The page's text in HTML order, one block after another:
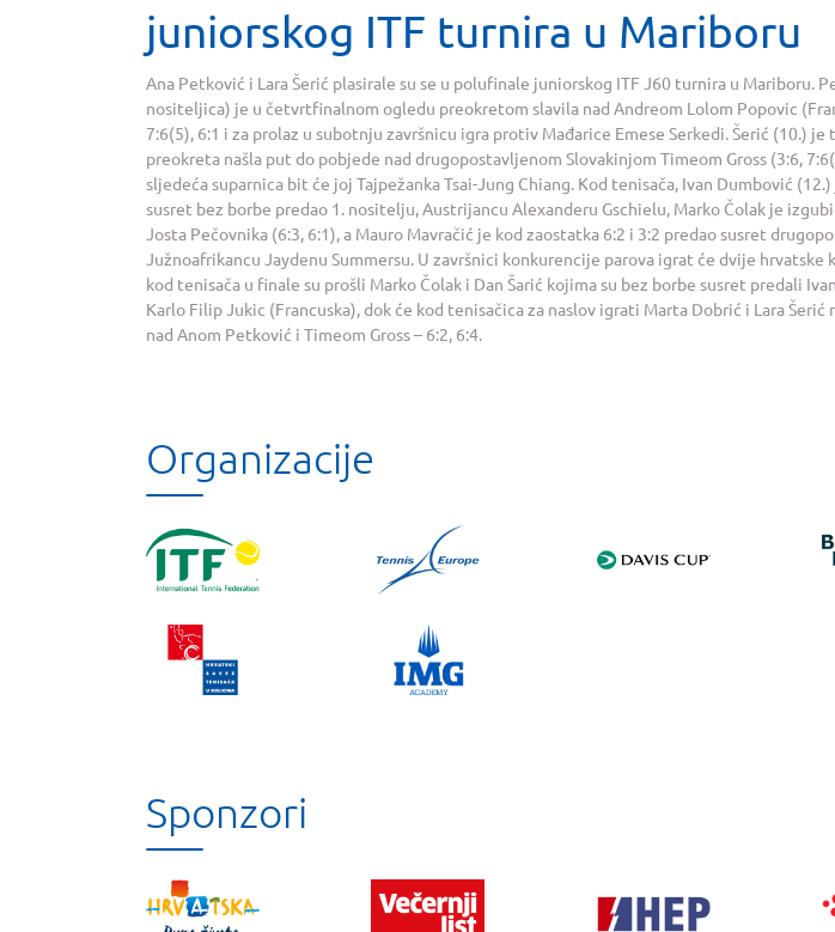
juniorskog ITF turnira u Mariboru
Ana Petković i Lara Šerić plasirale su se u polufinale juniorskog ITF J60 turnira u Mariboru.
nositeljica) je u četvrtfinalnom ogledu preokretom slavila nad Andreom Lolom Popovic
7:6(5), 6:1 i za prolaz u subotnju završnicu igra protiv Mađarice Emese Serkedi. Šerić (10.) je
preokreta našla put do pobjede nad drugopostavljenom Slovakinjom Timeom Gross (3:6,
sljedeća suparnica bit će joj Tajpežanka Tsai-Jung Chiang. Kod tenisača, Ivan Dumbović
susret bez borbe predao 1. nositelju, Austrijancu Alexanderu Gschielu, Marko Čolak je
Josta Pečovnika (6:3, 6:1), a Mauro Mavračić je kod zaostatka 6:2 i 3:2 predao susret
Južnoafrikancu Jaydenu Summersu. U završnici konkurencije parova igrat će dvije hrvatske
kod tenisača u finale su prošli Marko Čolak i Dan Šarić kojima su bez borbe susret predali
Karlo Filip Jukic (Francuska), dok će kod tenisačica za naslov igrati Marta Dobrić i Lara Šerić
nad Anom Petković i Timeom Gross – 6:2, 6:4.
Organizacije
Sponzori